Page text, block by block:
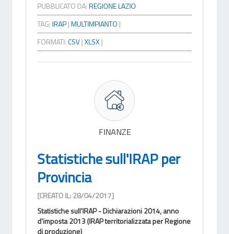
PUBBLICATO DA:REGIONE LAZIO
TAG:IRAP|MULTIMPIANTO |
FORMATI:CSV|XLSX|
FINANZE
Statistiche sull'IRAP per
Provincia
[CREATO IL: 28/04/2017]
Statistiche sull'IRAP - Dichiarazioni 2014, anno
d'imposta 2013 (IRAP territorializzata per Regione
di produzione)